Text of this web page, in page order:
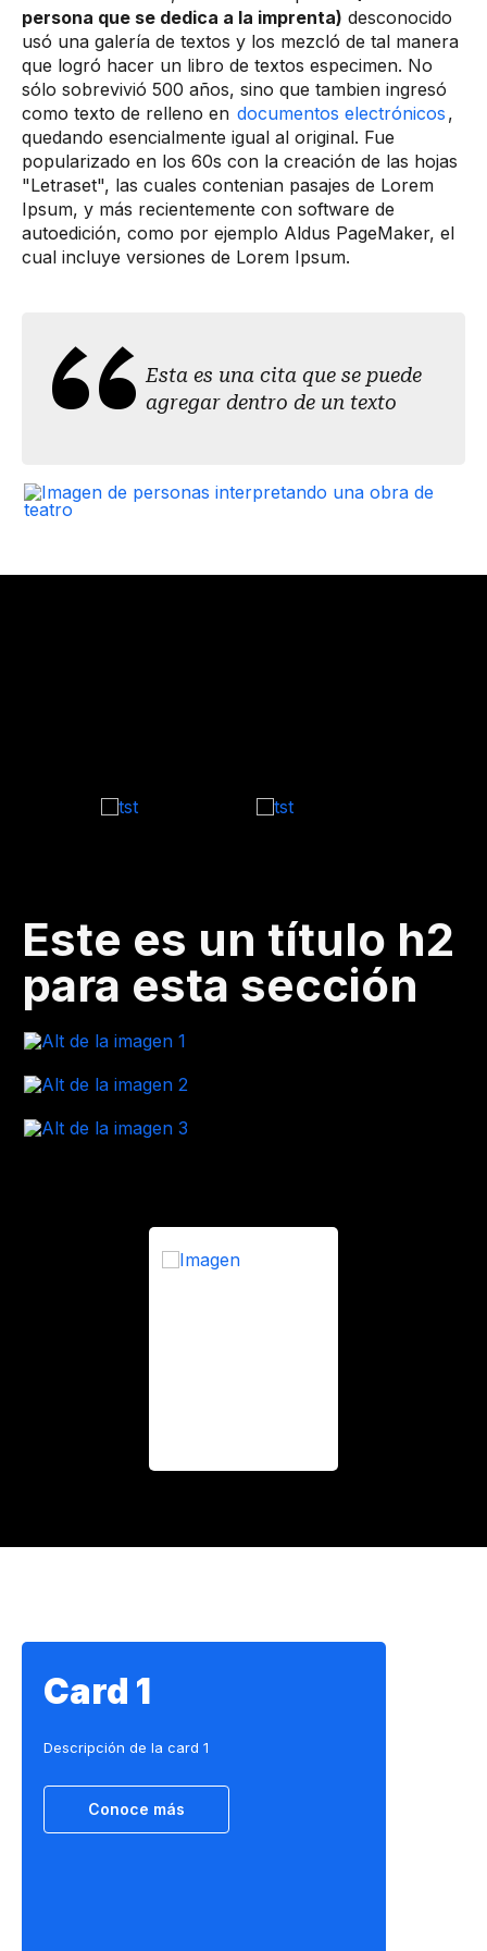
persona que se dedica a la imprenta) desconocido
usó una galería de textos y los mezcló de tal manera
que logró hacer un libro de textos especimen. No
sólo sobrevivió 500 años, sino que tambien ingresó
como texto de relleno en documentos electrónicos ,
quedando esencialmente igual al original. Fue
popularizado en los 60s con la creación de las hojas
"Letraset", las cuales contenian pasajes de Lorem
Ipsum, y más recientemente con software de
autoedición, como por ejemplo Aldus PageMaker, el
cual incluye versiones de Lorem Ipsum.
Esta es una cita que se puede
agregar dentro de un texto
Este es un título h2
para esta sección
Card 1
Descripción de la card 1
Conoce más